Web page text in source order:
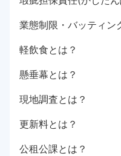
業態制限・バッティン
軽飲食とは？
懸垂幕とは？
現地調査とは？
更新料とは？
公租公課とは？